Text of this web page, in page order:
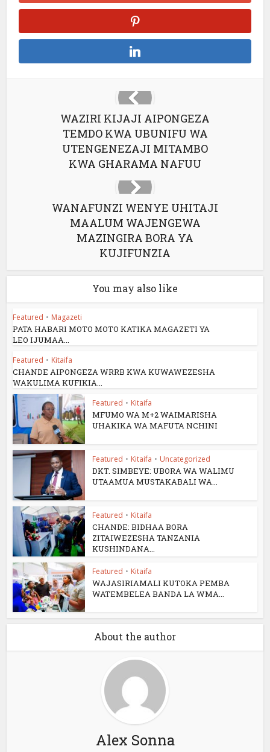
WAZIRI KIJAJI AIPONGEZA
TEMDO KWA UBUNIFU WA
UTENGENEZAJI MITAMBO
KWA GHARAMA NAFUU
WANAFUNZI WENYE UHITAJI
MAALUM WAJENGEWA
MAZINGIRA BORA YA
KUJIFUNZIA
You may also like
Featured • Magazeti
PATA HABARI MOTO MOTO KATIKA MAGAZETI YA
LEO IJUMAA...
Featured • Kitaifa
CHANDE AIPONGEZA WRRB KWA KUWAWEZESHA
WAKULIMA KUFIKIA...
Featured • Kitaifa
MFUMO WA M+2 WAIMARISHA
UHAKIKA WA MAFUTA NCHINI
Featured • Kitaifa • Uncategorized
DKT. SIMBEYE: UBORA WA WALIMU
UTAAMUA MUSTAKABALI WA...
Featured • Kitaifa
CHANDE: BIDHAA BORA
ZITAIWEZESHA TANZANIA
KUSHINDANA...
Featured • Kitaifa
WAJASIRIAMALI KUTOKA PEMBA
WATEMBELEA BANDA LA WMA...
About the author
Alex Sonna